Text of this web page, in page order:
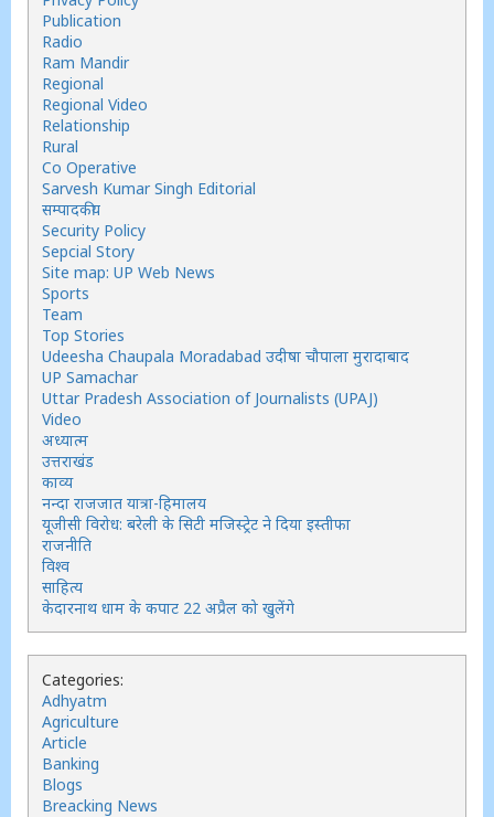
Publication
Radio
Ram Mandir
Regional
Regional Video
Relationship
Rural
Co Operative
Sarvesh Kumar Singh Editorial
सम्पादकीय
Security Policy
Sepcial Story
Site map: UP Web News
Sports
Team
Top Stories
Udeesha Chaupala Moradabad उदीषा चौपाला मुरादाबाद
UP Samachar
Uttar Pradesh Association of Journalists (UPAJ)
Video
अध्यात्म
उत्तराखंड
काव्य
नन्दा राजजात यात्रा-हिमालय
यूजीसी विरोध: बरेली के सिटी मजिस्ट्रेट ने दिया इस्तीफा
राजनीति
विश्व
साहित्य
केदारनाथ धाम के कपाट 22 अप्रैल को खुलेंगे
Categories:
Adhyatm
Agriculture
Article
Banking
Blogs
Breacking News